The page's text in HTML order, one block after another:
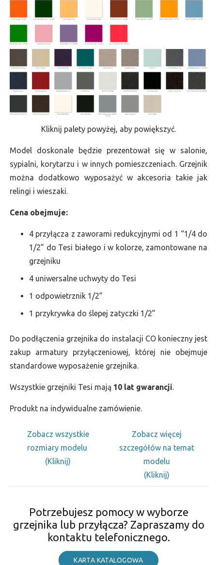
Kliknij palety powyżej, aby powiększyć.
Model doskonale będzie prezentował się w salonie,
sypialni, korytarzu i w innych pomieszczeniach. Grzejnik
można dodatkowo wyposażyć w akcesoria takie jak
relingi i wieszaki.
Cena obejmuje:
4 przyłącza z zaworami redukcyjnymi od 1 “1/4 do
1/2” do Tesi białego i w kolorze, zamontowane na
grzejniku
4 uniwersalne uchwyty do Tesi
1 odpowietrznik 1/2”
1 przykrywka do ślepej zatyczki 1/2”
Do podłączenia grzejnika do instalacji CO konieczny jest
zakup armatury przyłączeniowej, której nie obejmuje
standardowe wyposażenie grzejnika.
Wszystkie grzejniki Tesi mają 10 lat gwarancji.
Produkt na indywidualne zamówienie.
Zobacz wszystkie
rozmiary modelu
(Kliknij)
Zobacz więcej
szczegółów na temat
modelu
(Kliknij)
Potrzebujesz pomocy w wyborze
grzejnika lub przyłącza? Zapraszamy do
kontaktu telefonicznego.
KARTA KATALOGOWA